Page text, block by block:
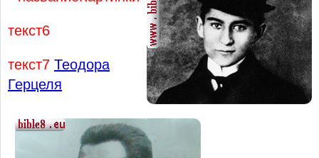
текст6
текст7 Теодора
Герцеля